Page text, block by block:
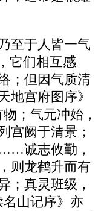
至于人皆一气
它们相互感
；但因气质清
地宫府图序》
；气元冲始，
宫阙于清景；
诚志攸勤，
则龙鹤升而有
；真灵班级，
山记序》亦